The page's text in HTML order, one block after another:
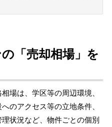
「売却相場」を
場は、学区等の周辺環境、
のアクセス等の立地条件、
状況など、物件ごとの個別